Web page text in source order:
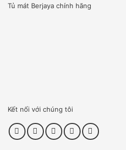
* Máy được thiết kế bằng vật
Tủ mát Berjaya chính hãng
Kết nối với chúng tôi